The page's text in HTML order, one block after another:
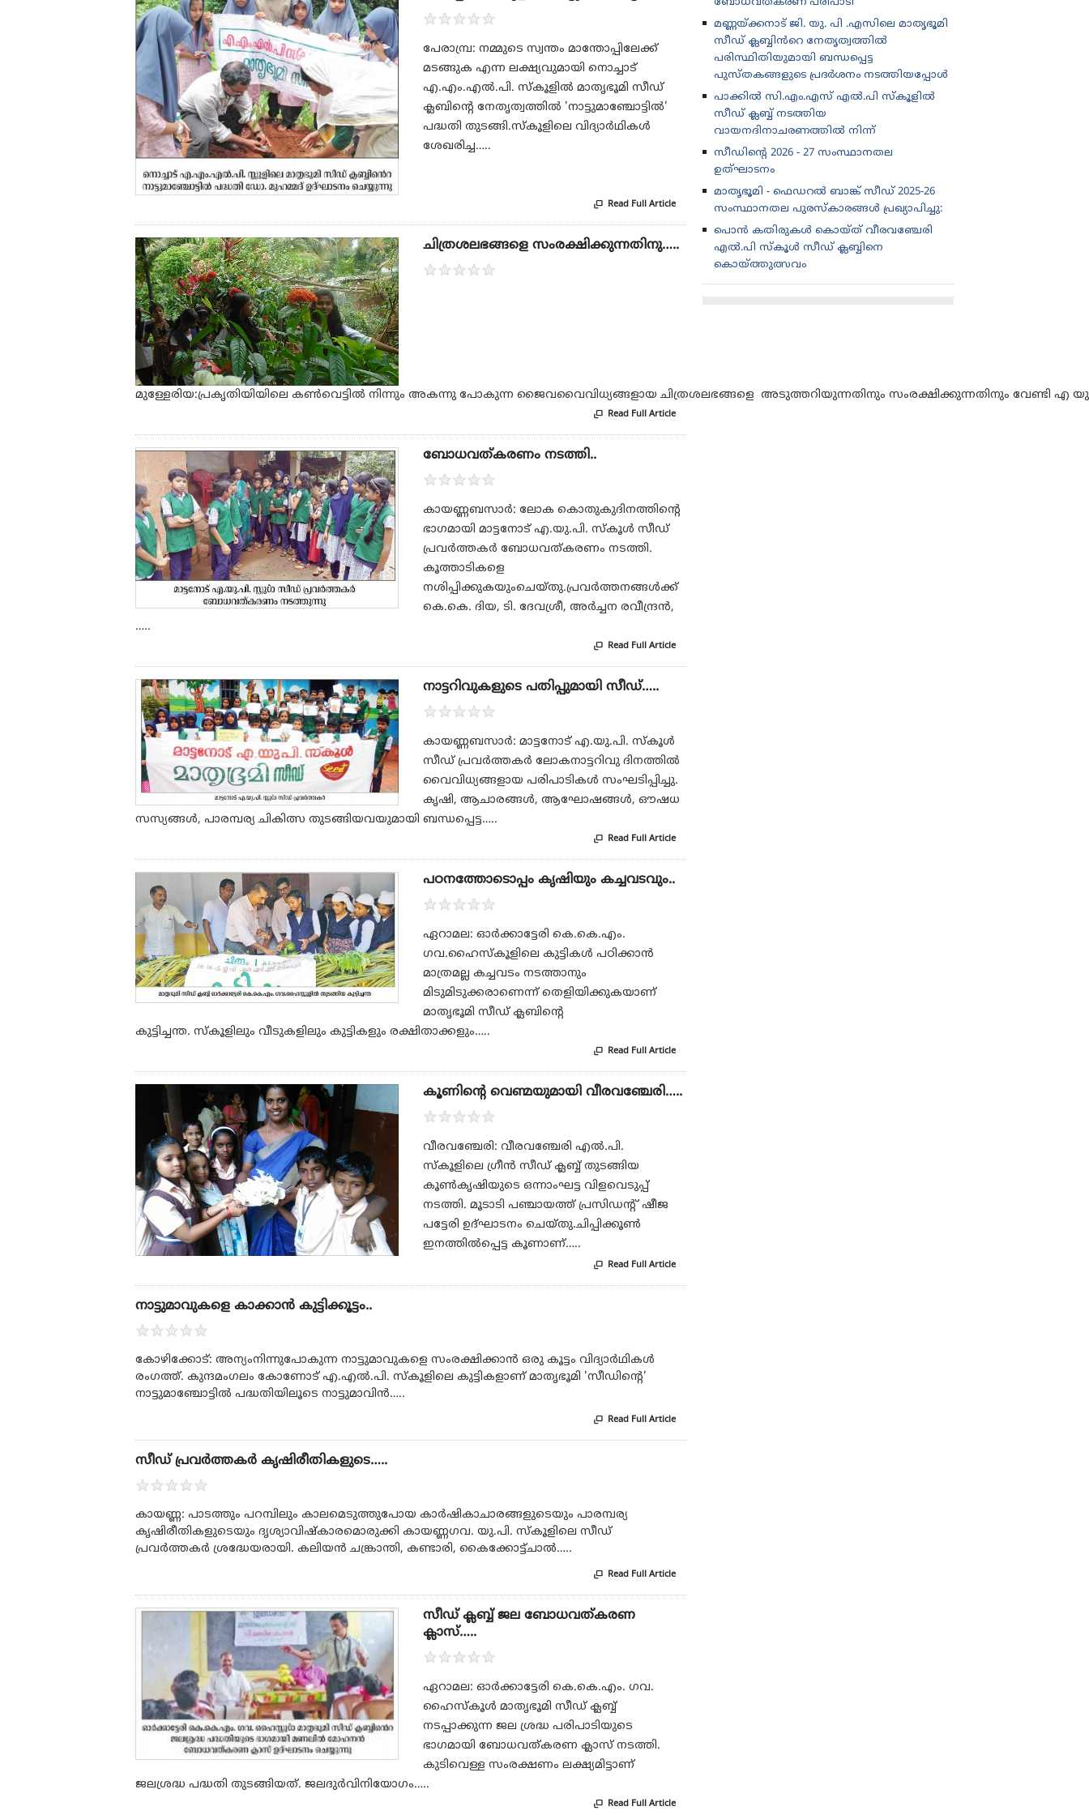
★★★★★
പേരാമ്പ്ര: നമ്മുടെ സ്വന്തം മാന്തോപ്പിലേക്ക്
മടങ്ങുക എന്ന ലക്ഷ്യവുമായി നൊച്ചാട്
എ.എം.എല്‍.പി. സ്‌കൂളില്‍ മാതൃഭൂമി സീഡ്
ക്ലബിന്റെ നേതൃത്വത്തില്‍ 'നാട്ടുമാഞ്ചോട്ടില്‍'
പദ്ധതി തുടങ്ങി.സ്‌കൂളിലെ വിദ്യാര്‍ഥികള്‍
ശേഖരിച്ച…..
 Read Full Article
ചിത്രശലഭങ്ങളെ സംരക്ഷിക്കുന്നതിനു…..
★★★★★
മുള്ളേരിയ:പ്രകൃതിയിയിലെ കൺവെട്ടിൽ നിന്നും അകന്നു പോകുന്ന ജൈവവൈവിധ്യങ്ങളായ ചിത്രശലഭങ്ങളെ അടുത്തറിയുന്നതിനും സംരക്ഷിക്കുന്നതിനും വേണ്ടി എ
 Read Full Article
ബോധവത്കരണം നടത്തി..
★★★★★
കായണ്ണബസാര്‍: ലോക കൊതുകുദിനത്തിന്റെ
ഭാഗമായി മാട്ടനോട് എ.യു.പി. സ്‌കൂള്‍ സീഡ്
പ്രവര്‍ത്തകര്‍ ബോധവത്കരണം നടത്തി.
കൂത്താടികളെ
നശിപ്പിക്കുകയുംചെയ്തു.പ്രവര്‍ത്തനങ്ങള്‍ക്ക്
കെ.കെ. ദിയ, ടി. ദേവശ്രീ, അര്‍ച്ചന രവീന്ദ്രന്‍,
…..
 Read Full Article
നാട്ടറിവുകളുടെ പതിപ്പുമായി സീഡ്…..
★★★★★
കായണ്ണബസാര്‍: മാട്ടനോട് എ.യു.പി. സ്‌കൂള്‍
സീഡ് പ്രവര്‍ത്തകര്‍ ലോകനാട്ടറിവു ദിനത്തില്‍
വൈവിധ്യങ്ങളായ പരിപാടികള്‍ സംഘടിപ്പിച്ചു.
കൃഷി, ആചാരങ്ങള്‍, ആഘോഷങ്ങള്‍, ഔഷധ
സസ്യങ്ങള്‍, പാരമ്പര്യ ചികിത്സ തുടങ്ങിയവയുമായി ബന്ധപ്പെട്ട…..
 Read Full Article
പഠനത്തോടൊപ്പം കൃഷിയും കച്ചവടവും..
★★★★★
ഏറാമല: ഓര്‍ക്കാട്ടേരി കെ.കെ.എം.
ഗവ.ഹൈസ്‌കൂളിലെ കുട്ടികള്‍ പഠിക്കാന്‍
മാത്രമല്ല കച്ചവടം നടത്താനും
മിടുമിടുക്കരാണെന്ന് തെളിയിക്കുകയാണ്
മാതൃഭൂമി സീഡ് ക്ലബിന്റെ
കുട്ടിച്ചന്ത. സ്‌കൂളിലും വീടുകളിലും കുട്ടികളും രക്ഷിതാക്കളും…..
 Read Full Article
കൂണിന്റെ വെണ്മയുമായി വീരവഞ്ചേരി…..
★★★★★
വീരവഞ്ചേരി: വീരവഞ്ചേരി എല്‍.പി.
സ്‌കൂളിലെ ഗ്രീന്‍ സീഡ് ക്ലബ്ബ് തുടങ്ങിയ
കൂണ്‍കൃഷിയുടെ ഒന്നാംഘട്ട വിളവെടുപ്പ്
നടത്തി. മൂടാടി പഞ്ചായത്ത് പ്രസിഡന്റ് ഷീജ
പട്ടേരി ഉദ്ഘാടനം ചെയ്തു.ചിപ്പിക്കൂണ്‍
ഇനത്തില്‍പ്പെട്ട കൂണാണ്…..
 Read Full Article
നാട്ടുമാവുകളെ കാക്കാന്‍ കുട്ടിക്കൂട്ടം..
★★★★★
കോഴിക്കോട്: അന്യംനിന്നുപോകുന്ന നാട്ടുമാവുകളെ സംരക്ഷിക്കാന്‍ ഒരു കൂട്ടം വിദ്യാര്‍ഥികള്‍
രംഗത്ത്. കുന്ദമംഗലം കോണോട് എ.എല്‍.പി. സ്‌കൂളിലെ കുട്ടികളാണ് മാതൃഭൂമി 'സീഡിന്റെ'
നാട്ടുമാഞ്ചോട്ടില്‍ പദ്ധതിയിലൂടെ നാട്ടുമാവിന്‍…..
 Read Full Article
സീഡ് പ്രവര്‍ത്തകര്‍ കൃഷിരീതികളുടെ…..
★★★★★
കായണ്ണ: പാടത്തും പറമ്പിലും കാലമെടുത്തുപോയ കാര്‍ഷികാചാരങ്ങളുടെയും പാരമ്പര്യ
കൃഷിരീതികളുടെയും ദൃശ്യാവിഷ്‌കാരമൊരുക്കി കായണ്ണഗവ. യു.പി. സ്‌കൂളിലെ സീഡ്
പ്രവര്‍ത്തകര്‍ ശ്രദ്ധേയരായി. കലിയന്‍ ചങ്ക്രാന്തി, കണ്ടാരി, കൈക്കോട്ട്ചാല്‍…..
 Read Full Article
സീഡ് ക്ലബ്ബ് ജല ബോധവത്കരണ
ക്ലാസ്…..
★★★★★
ഏറാമല: ഓര്‍ക്കാട്ടേരി കെ.കെ.എം. ഗവ.
ഹൈസ്‌കൂള്‍ മാതൃഭൂമി സീഡ് ക്ലബ്ബ്
നടപ്പാക്കുന്ന ജല ശ്രദ്ധ പരിപാടിയുടെ
ഭാഗമായി ബോധവത്കരണ ക്ലാസ് നടത്തി.
കുടിവെള്ള സംരക്ഷണം ലക്ഷ്യമിട്ടാണ്
ജലശ്രദ്ധ പദ്ധതി തുടങ്ങിയത്. ജലദുര്‍വിനിയോഗം…..
 Read Full Article
മണ്ണയ്ക്കനാട് ജി. യു. പി .എസിലെ മാതൃഭൂമി
സീഡ് ക്ലബ്ബിൻറെ നേതൃത്വത്തിൽ
പരിസ്ഥിതിയുമായി ബന്ധപ്പെട്ട
പുസ്തകങ്ങളുടെ പ്രദർശനം നടത്തിയപ്പോൾ
പാക്കിൽ സി.എം.എസ് എൽ.പി സ്കൂളിൽ
സീഡ് ക്ലബ്ബ് നടത്തിയ
വായനദിനാചരണത്തിൽ നിന്ന്
സീഡിന്റെ 2026 - 27 സംസ്ഥാനതല
ഉത്‌ഘാടനം
മാതൃഭൂമി - ഫെഡറൽ ബാങ്ക് സീഡ് 2025-26
സംസ്ഥാനതല പുരസ്കാരങ്ങൾ പ്രഖ്യാപിച്ചു:
പൊൻ കതിരുകൾ കൊയ്ത് വീരവഞ്ചേരി
എൽ.പി സ്കൂൾ സീഡ് ക്ലബ്ബിനെ
കൊയ്ത്തുത്സവം